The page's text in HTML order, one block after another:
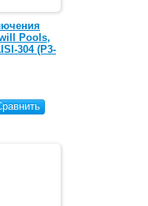
Pools,
304 (Р3-